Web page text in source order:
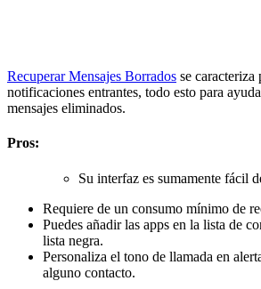
Recuperar Mensajes Borrados se
notificaciones entrantes, todo esto para
mensajes eliminados.
Pros:
Su interfaz es sumamente fácil
Requiere de un consumo mínimo de
Puedes añadir las apps en la lista de
lista negra.
Personaliza el tono de llamada en
alguno contacto.